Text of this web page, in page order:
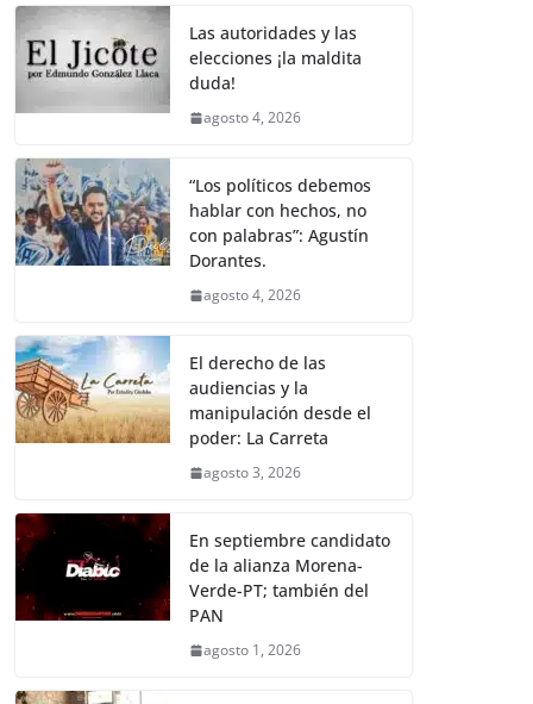
k
Las autoridades y las
elecciones ¡la maldita
duda!
agosto 4, 2026
“Los políticos debemos
hablar con hechos, no
con palabras”: Agustín
Dorantes.
agosto 4, 2026
El derecho de las
audiencias y la
manipulación desde el
poder: La Carreta
agosto 3, 2026
En septiembre candidato
de la alianza Morena-
Verde-PT; también del
PAN
agosto 1, 2026